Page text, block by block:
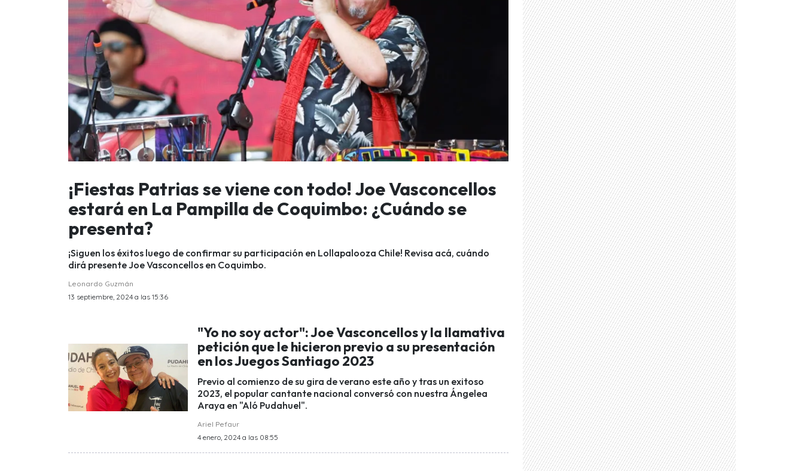
¡Fiestas Patrias se viene con todo! Joe Vasconcellos
estará en La Pampilla de Coquimbo: ¿Cuándo se
presenta?
¡Siguen los éxitos luego de confirmar su participación en Lollapalooza Chile! Revisa acá, cuándo
dirá presente Joe Vasconcellos en Coquimbo.
Leonardo Guzmán
13 septiembre, 2024 a las 15:36
"Yo no soy actor": Joe Vasconcellos y la llamativa
petición que le hicieron previo a su presentación
en los Juegos Santiago 2023
Previo al comienzo de su gira de verano este año y tras un exitoso
2023, el popular cantante nacional conversó con nuestra Ángelea
Araya en "Aló Pudahuel".
Ariel Pefaur
4 enero, 2024 a las 08:55